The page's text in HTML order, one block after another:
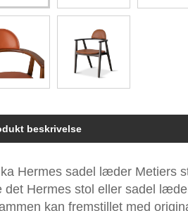
beskrivelse
Hermes sadel læder Metiers
det Hermes stol eller sadel
kan fremstillet med